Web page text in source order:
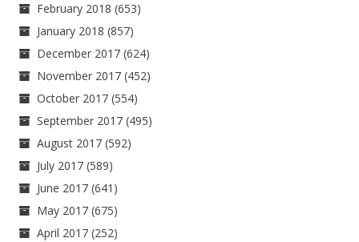
February 2018 (653)
January 2018 (857)
December 2017 (624)
November 2017 (452)
October 2017 (554)
September 2017 (495)
August 2017 (592)
July 2017 (589)
June 2017 (641)
May 2017 (675)
April 2017 (252)